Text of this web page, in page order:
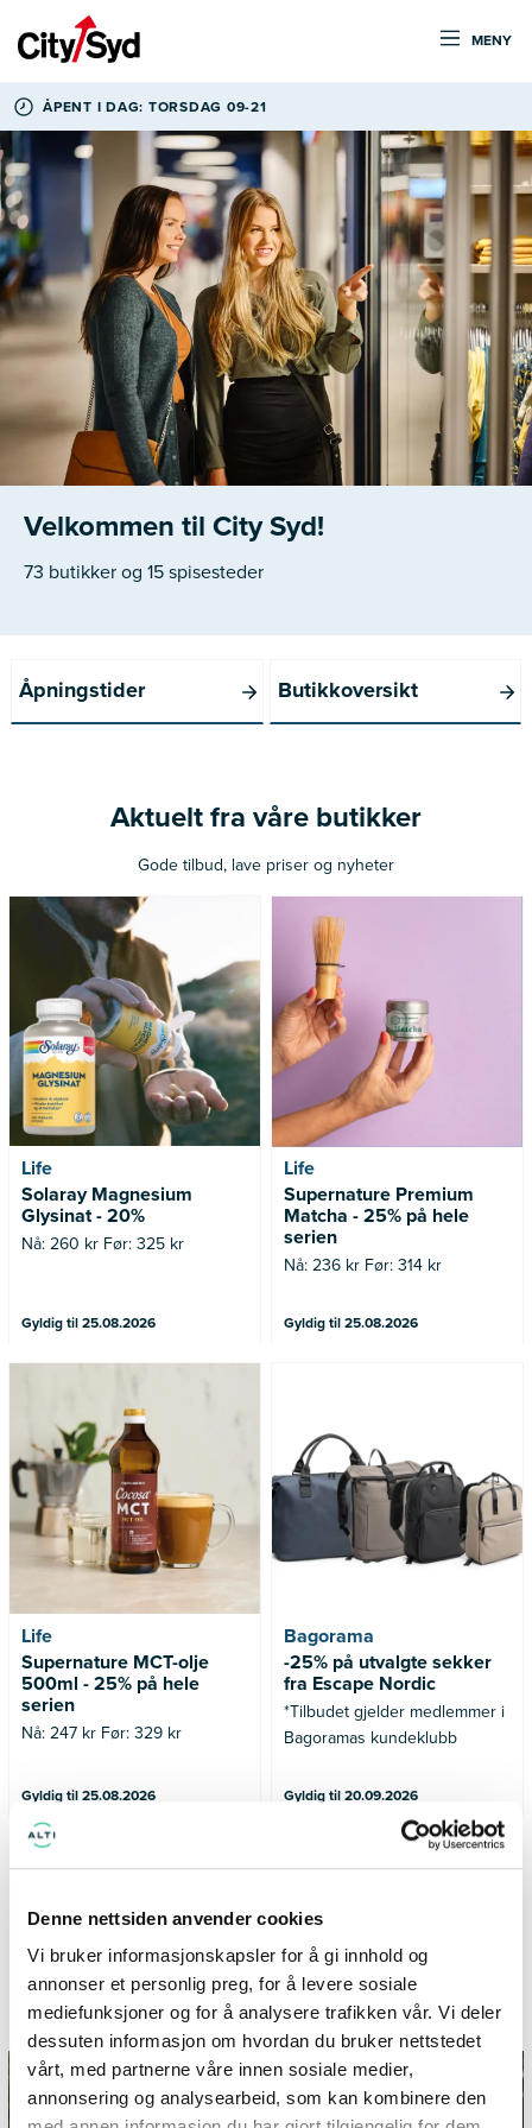
Denne nettsiden anvender cookies
Vi bruker informasjonskapsler for å gi innhold og
annonser et personlig preg, for å levere sosiale
mediefunksjoner og for å analysere trafikken vår. Vi deler
dessuten informasjon om hvordan du bruker nettstedet
vårt, med partnerne våre innen sosiale medier,
annonsering og analysearbeid, som kan kombinere den
MENY
ÅPENT I DAG: TORSDAG 09-21
Velkommen til City Syd!
73 butikker og 15 spisesteder
Åpningstider Butikkoversikt
Aktuelt fra våre butikker
Gode tilbud, lave priser og nyheter
Life
Solaray Magnesium
Glysinat - 20%
Nå: 260 kr Før: 325 kr
Gyldig til 25.08.2026
Nå: 260 kr Før: 325 kr
Life
Supernature Premium
Matcha - 25% på hele
serien
Nå: 236 kr Før: 314 kr
Gyldig til 25.08.2026
Life
Supernature MCT-olje
500ml - 25% på hele
serien
Nå: 247 kr Før: 329 kr
Gyldig til 25.08.2026
Bagorama
-25% på utvalgte sekker
fra Escape Nordic
*Tilbudet gjelder medlemmer i
Bagoramas kundeklubb
Gyldig til 20.09.2026
SE FLERE TILBUD
Informasjon og inspirasjon fra City Syd